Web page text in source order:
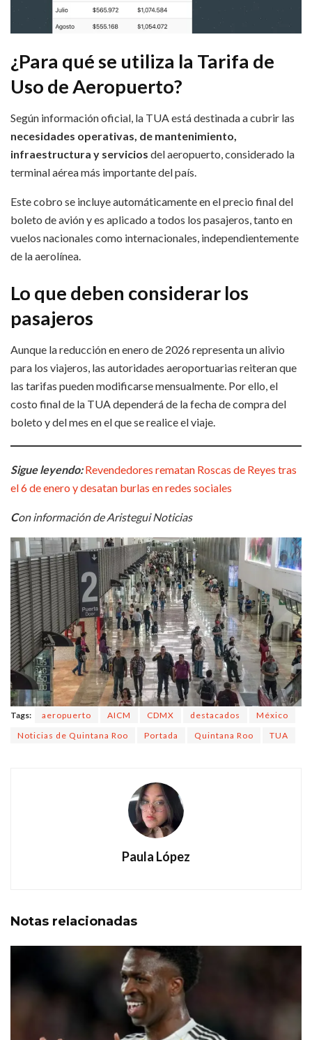
¿Para qué se utiliza la Tarifa de
Uso de Aeropuerto?
Según información oficial, la TUA está destinada a cubrir las
necesidades operativas, de mantenimiento,
infraestructura y servicios del aeropuerto, considerado la
terminal aérea más importante del país.
Este cobro se incluye automáticamente en el precio final del
boleto de avión y es aplicado a todos los pasajeros, tanto en
vuelos nacionales como internacionales, independientemente
de la aerolínea.
Lo que deben considerar los
pasajeros
Aunque la reducción en enero de 2026 representa un alivio
para los viajeros, las autoridades aeroportuarias reiteran que
las tarifas pueden modificarse mensualmente. Por ello, el
costo final de la TUA dependerá de la fecha de compra del
boleto y del mes en el que se realice el viaje.
Sigue leyendo:Revendedores rematan Roscas de Reyes tras
el 6 de enero y desatan burlas en redes sociales
Con información de Aristegui Noticias
Tags: aeropuerto AICM CDMX destacados
México
Noticias de Quintana Roo
Portada Quintana Roo TUA
Paula López
Notas relacionadas